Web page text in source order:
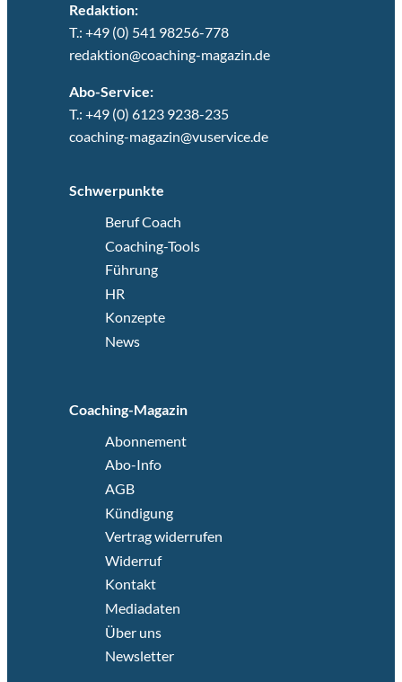
Redaktion:
T.: +49 (0) 541 98256-778
redaktion@coaching-magazin.de
Abo-Service:
T.: +49 (0) 6123 9238-235
coaching-magazin@vuservice.de
Schwerpunkte
Beruf Coach
Coaching-Tools
Führung
HR
Konzepte
News
Coaching-Magazin
Abonnement
Abo-Info
AGB
Kündigung
Vertrag widerrufen
Widerruf
Kontakt
Mediadaten
Über uns
Newsletter